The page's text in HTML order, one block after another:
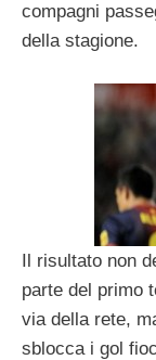
compagni
della stagione.
Il risultato non
parte del primo
via della rete,
sblocca i gol